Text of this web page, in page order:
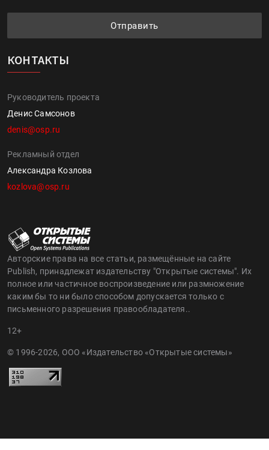
Отправить
КОНТАКТЫ
Руководитель проекта
Денис Самсонов
denis@osp.ru
Рекламный отдел
Александра Козлова
kozlova@osp.ru
Авторские права на все статьи, размещённые на сайте
Publish, принадлежат издательству "Открытые системы". Их
полное или частичное воспроизведение или размножение
каким бы то ни было способом допускается только с
письменного разрешения правообладателя..
12+
© 1996-2026, ООО «Издательство «Открытые системы»